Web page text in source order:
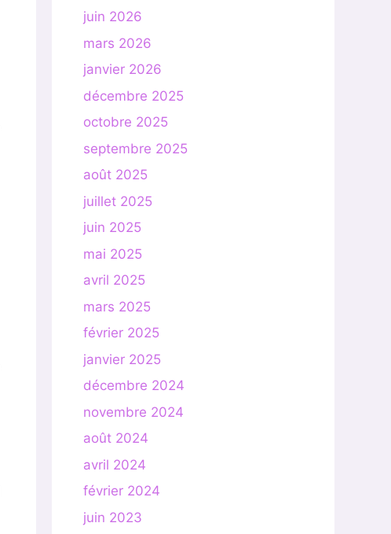
juin 2026
mars 2026
janvier 2026
décembre 2025
octobre 2025
septembre 2025
août 2025
juillet 2025
juin 2025
mai 2025
avril 2025
mars 2025
février 2025
janvier 2025
décembre 2024
novembre 2024
août 2024
avril 2024
février 2024
juin 2023